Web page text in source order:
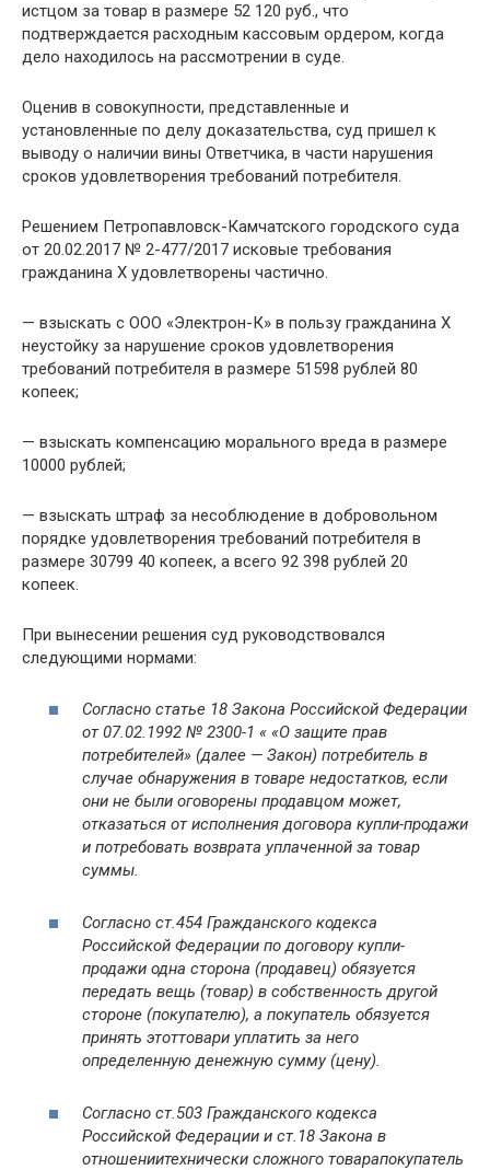
истцом за товар в размере 52 120 руб., что
подтверждается расходным кассовым ордером, когда
дело находилось на рассмотрении в суде.
Оценив в совокупности, представленные и
установленные по делу доказательства, суд пришел к
выводу о наличии вины Ответчика, в части нарушения
сроков удовлетворения требований потребителя.
Решением Петропавловск-Камчатского городского суда
от 20.02.2017 № 2-477/2017 исковые требования
гражданина Х удовлетворены частично.
— взыскать с ООО «Электрон-К» в пользу гражданина Х
неустойку за нарушение сроков удовлетворения
требований потребителя в размере 51598 рублей 80
копеек;
— взыскать компенсацию морального вреда в размере
10000 рублей;
— взыскать штраф за несоблюдение в добровольном
порядке удовлетворения требований потребителя в
размере 30799 40 копеек, а всего 92 398 рублей 20
копеек.
При вынесении решения суд руководствовался
следующими нормами:
Согласно статье 18 Закона Российской Федерации
от 07.02.1992 № 2300-1 « «О защите прав
потребителей» (далее — Закон) потребитель в
случае обнаружения в товаре недостатков, если
они не были оговорены продавцом может,
отказаться от исполнения договора купли-продажи
и потребовать возврата уплаченной за товар
суммы.
Согласно ст.454 Гражданского кодекса
Российской Федерации по договору купли-
продажи одна сторона (продавец) обязуется
передать вещь (товар) в собственность другой
стороне (покупателю), а покупатель обязуется
принять этоттовари уплатить за него
определенную денежную сумму (цену).
Согласно ст.503 Гражданского кодекса
Российской Федерации и ст.18 Закона в
отношениитехнически сложного товарапокупатель